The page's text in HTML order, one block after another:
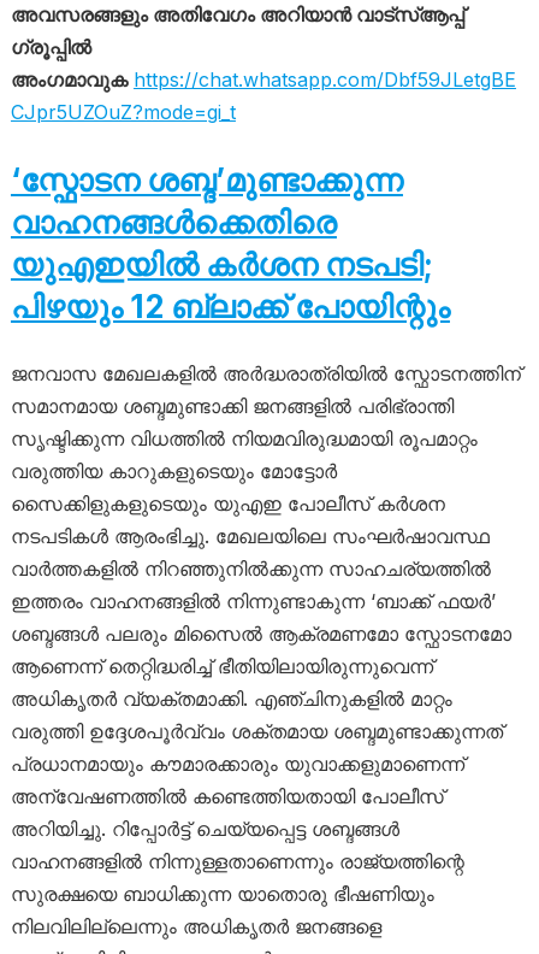
അവസരങ്ങളും അതിവേഗം അറിയാൻ വാട്സ്ആപ്പ്
ഗ്രൂപ്പിൽ
അംഗമാവുക https://chat.whatsapp.com/Dbf59JLetgBE
CJpr5UZOuZ?mode=gi_t
‘സ്ഫോടന ശബ്ദ’മുണ്ടാക്കുന്ന
വാഹനങ്ങൾക്കെതിരെ
യുഎഇയിൽ കർശന നടപടി;
പിഴയും 12 ബ്ലാക്ക് പോയിന്റും
ജനവാസ മേഖലകളിൽ അർദ്ധരാത്രിയിൽ സ്ഫോടനത്തിന്
സമാനമായ ശബ്ദമുണ്ടാക്കി ജനങ്ങളിൽ പരിഭ്രാന്തി
സൃഷ്ടിക്കുന്ന വിധത്തിൽ നിയമവിരുദ്ധമായി രൂപമാറ്റം
വരുത്തിയ കാറുകളുടെയും മോട്ടോർ
സൈക്കിളുകളുടെയും യുഎഇ പോലീസ് കർശന
നടപടികൾ ആരംഭിച്ചു. മേഖലയിലെ സംഘർഷാവസ്ഥ
വാർത്തകളിൽ നിറഞ്ഞുനിൽക്കുന്ന സാഹചര്യത്തിൽ
ഇത്തരം വാഹനങ്ങളിൽ നിന്നുണ്ടാകുന്ന ‘ബാക്ക് ഫയർ’
ശബ്ദങ്ങൾ പലരും മിസൈൽ ആക്രമണമോ സ്ഫോടനമോ
ആണെന്ന് തെറ്റിദ്ധരിച്ച് ഭീതിയിലായിരുന്നുവെന്ന്
അധികൃതർ വ്യക്തമാക്കി. എഞ്ചിനുകളിൽ മാറ്റം
വരുത്തി ഉദ്ദേശപൂർവ്വം ശക്തമായ ശബ്ദമുണ്ടാക്കുന്നത്
പ്രധാനമായും കൗമാരക്കാരും യുവാക്കളുമാണെന്ന്
അന്വേഷണത്തിൽ കണ്ടെത്തിയതായി പോലീസ്
അറിയിച്ചു. റിപ്പോർട്ട് ചെയ്യപ്പെട്ട ശബ്ദങ്ങൾ
വാഹനങ്ങളിൽ നിന്നുള്ളതാണെന്നും രാജ്യത്തിന്റെ
സുരക്ഷയെ ബാധിക്കുന്ന യാതൊരു ഭീഷണിയും
നിലവിലില്ലെന്നും അധികൃതർ ജനങ്ങളെ